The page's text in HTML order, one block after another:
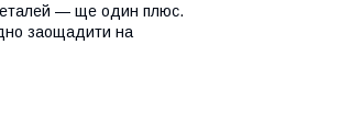
— ще один плюс.
заощадити на